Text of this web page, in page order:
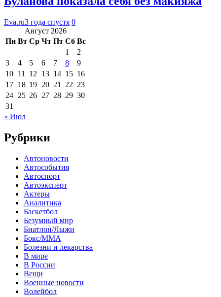
Eva.ru3 года спустя 0
Август 2026
Пн Вт Ср Чт Пт Сб Вс
1
2
3
4 5 6 7 8
9
10 11 12 13 14 15 16
17 18 19 20 21 22 23
24 25 26 27 28 29 30
31
« Июл
Рубрики
Автоновости
Автособытия
Автоспорт
Автоэксперт
Актеры
Аналитика
Баскетбол
Безумный мир
Биатлон/Лыжи
Бокс/MMA
Болезни и лекарства
В мире
В России
Вещи
Военные новости
Волейбол